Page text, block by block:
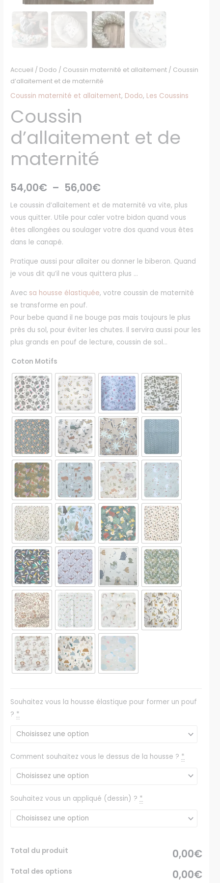
Accueil / Dodo / Coussin maternité et allaitement / Coussin
d’allaitement et de maternité
Coussin maternité et allaitement, Dodo, Les Coussins
Coussin
d’allaitement et de
maternité
54,00€ – 56,00€
Le coussin d’allaitement et de maternité va vite, plus
vous quitter. Utile pour caler votre bidon quand vous
êtes allongées ou soulager votre dos quand vous êtes
dans le canapé.
Pratique aussi pour allaiter ou donner le biberon. Quand
je vous dit qu’il ne vous quittera plus …
Avec sa housse élastiquée, votre coussin de maternité
se transforme en pouf.
Pour bebe quand il ne bouge pas mais toujours le plus
près du sol, pour éviter les chutes. Il servira aussi pour les
plus grands en pouf de lecture, coussin de sol…
Coton Motifs
Souhaitez vous la housse élastique pour former un pouf
? *
Comment souhaitez vous le dessus de la housse ? *
Souhaitez vous un appliqué (dessin) ? *
Total du produit 0,00€
Total des options 0,00€